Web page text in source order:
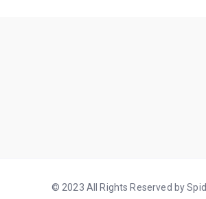
© 2023 All Rights Reserved by